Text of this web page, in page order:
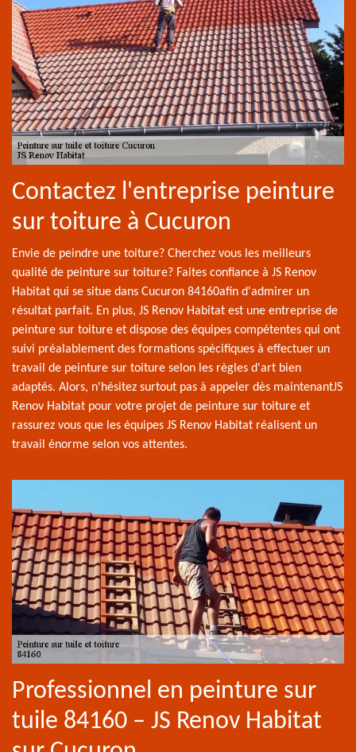
Contactez l'entreprise peinture
sur toiture à Cucuron
Envie de peindre une toiture? Cherchez vous les meilleurs
qualité de peinture sur toiture? Faites confiance à JS Renov
Habitat qui se situe dans Cucuron 84160afin d'admirer un
résultat parfait. En plus, JS Renov Habitat est une entreprise de
peinture sur toiture et dispose des équipes compétentes qui ont
suivi préalablement des formations spécifiques à effectuer un
travail de peinture sur toiture selon les règles d'art bien
adaptés. Alors, n'hésitez surtout pas à appeler dès maintenantJS
Renov Habitat pour votre projet de peinture sur toiture et
rassurez vous que les équipes JS Renov Habitat réalisent un
travail énorme selon vos attentes.
Professionnel en peinture sur
tuile 84160 – JS Renov Habitat